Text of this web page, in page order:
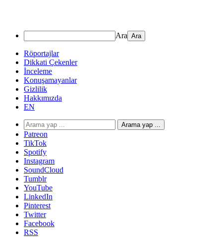
Ara
Röportajlar
Dikkati Çekenler
İnceleme
Konuşamayanlar
Gizlilik
Hakkımızda
EN
Arama yap ...
Patreon
TikTok
Spotify
Instagram
SoundCloud
Tumblr
YouTube
LinkedIn
Pinterest
Twitter
Facebook
RSS